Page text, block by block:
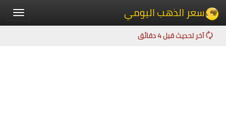
Toggle سعر الذهب اليومي
آخر تحديث قبل 4 دقائق